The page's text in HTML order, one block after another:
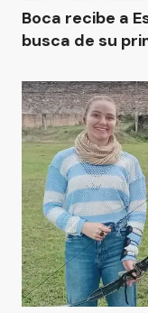
Boca recibe a
busca de su